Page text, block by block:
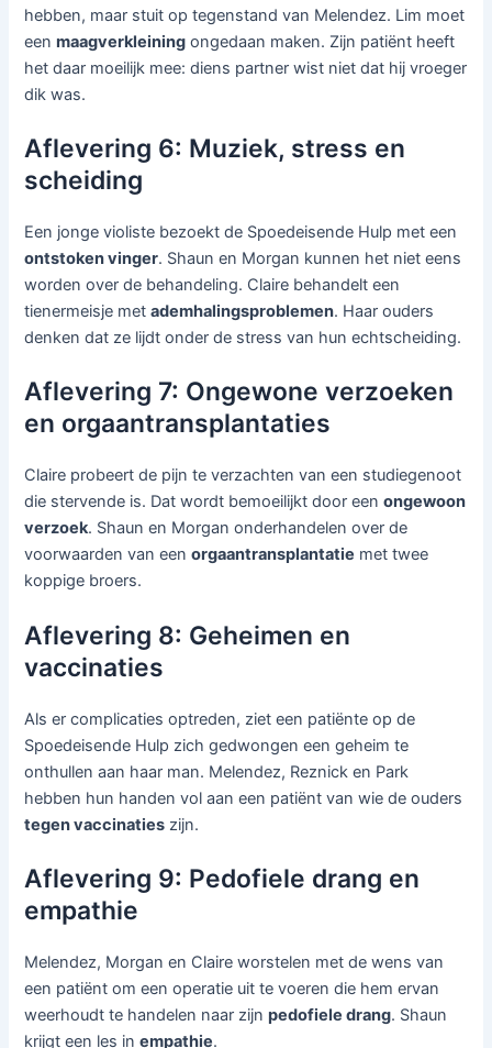
hebben, maar stuit op tegenstand van Melendez. Lim moet
eenmaagverkleining ongedaan maken. Zijn patiënt heeft
het daar moeilijk mee: diens partner wist niet dat hij vroeger
dik was.
Aflevering 6: Muziek, stress en
scheiding
Een jonge violiste bezoekt de Spoedeisende Hulp met een
ontstoken vinger. Shaun en Morgan kunnen het niet eens
worden over de behandeling. Claire behandelt een
tienermeisje metademhalingsproblemen. Haar ouders
denken dat ze lijdt onder de stress van hun echtscheiding.
Aflevering 7: Ongewone verzoeken
en orgaantransplantaties
Claire probeert de pijn te verzachten van een studiegenoot
die stervende is. Dat wordt bemoeilijkt door eenongewoon
verzoek. Shaun en Morgan onderhandelen over de
voorwaarden van eenorgaantransplantatie met twee
koppige broers.
Aflevering 8: Geheimen en
vaccinaties
Als er complicaties optreden, ziet een patiënte op de
Spoedeisende Hulp zich gedwongen een geheim te
onthullen aan haar man. Melendez, Reznick en Park
hebben hun handen vol aan een patiënt van wie de ouders
tegen vaccinaties zijn.
Aflevering 9: Pedofiele drang en
empathie
Melendez, Morgan en Claire worstelen met de wens van
een patiënt om een operatie uit te voeren die hem ervan
weerhoudt te handelen naar zijnpedofiele drang. Shaun
krijgt een les inempathie.